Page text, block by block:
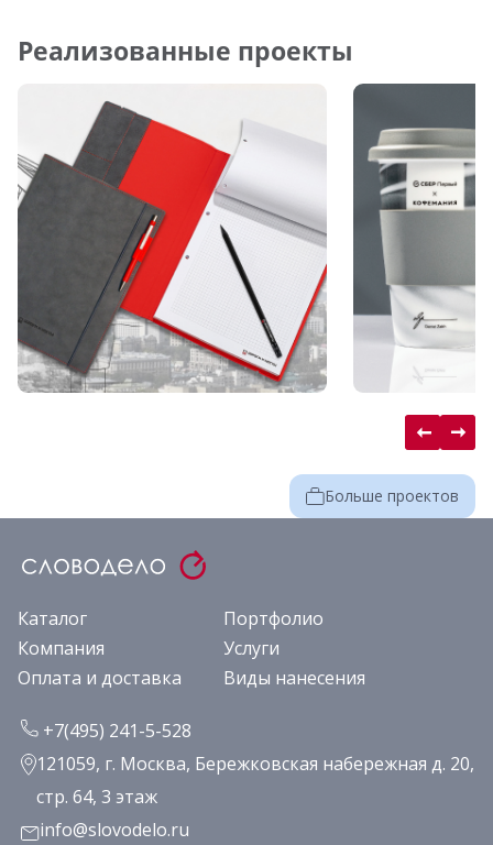
Реализованные проекты
Больше проектов
Каталог
Портфолио
Компания
Услуги
Оплата и доставка
Виды нанесения
+7(495) 241-5-528
121059, г. Москва, Бережковская набережная д. 20,
стр. 64, 3 этаж
info@slovodelo.ru